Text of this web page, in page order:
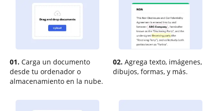
01. Carga un documento
desde tu ordenador o
almacenamiento en la nube.
02. Agrega texto, imágenes,
dibujos, formas, y más.